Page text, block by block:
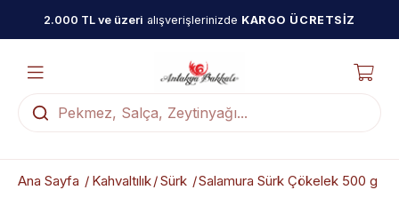
2.000 TL ve üzeri alışverişlerinizde KARGO ÜCRETSİZ
Ana Sayfa Kahvaltılık Sürk Salamura Sürk Çökelek 500 g